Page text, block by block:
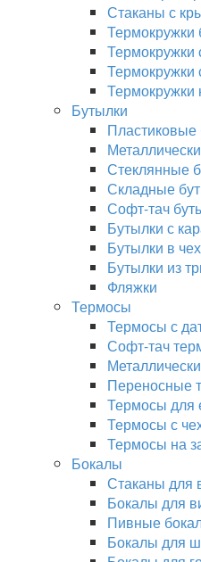
Стаканы с
Термокружки
Термокружки
Термокружки
Термокружки
Бутылки
Пластиковые
Стеклянные
Складные
Софт-тач
Бутылки с
Бутылки в
Бутылки из
Фляжки
Термосы
Термосы с
Софт-тач
Переносные
Термосы для
Термосы с
Термосы на
Бокалы
Стаканы для
Бокалы для
Пивные
Бокалы для